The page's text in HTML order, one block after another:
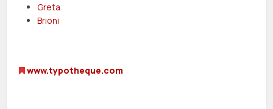
Greta
Brioni
www.typotheque.com